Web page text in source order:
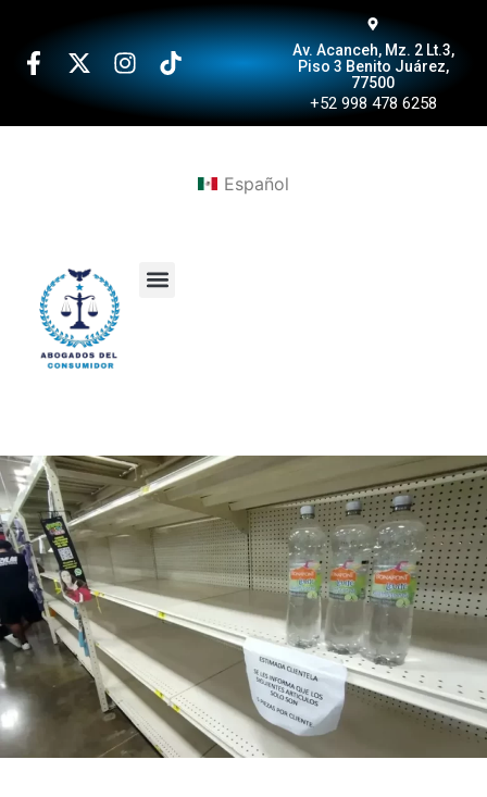
Av. Acanceh, Mz. 2 Lt.3,
Piso 3 Benito Juárez,
77500
+52 998 478 6258
Español